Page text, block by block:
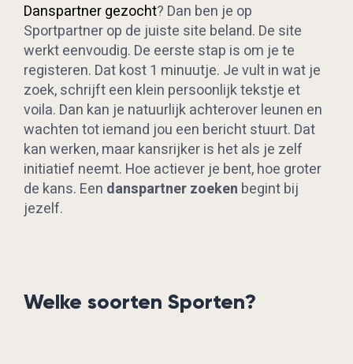
Danspartner gezocht? Dan ben je op
Sportpartner op de juiste site beland. De site
werkt eenvoudig. De eerste stap is om je te
registeren. Dat kost 1 minuutje. Je vult in wat je
zoek, schrijft een klein persoonlijk tekstje et
voila. Dan kan je natuurlijk achterover leunen en
wachten tot iemand jou een bericht stuurt. Dat
kan werken, maar kansrijker is het als je zelf
initiatief neemt. Hoe actiever je bent, hoe groter
de kans. Een danspartner zoeken begint bij
jezelf.
Welke soorten Sporten?